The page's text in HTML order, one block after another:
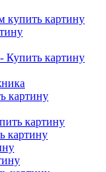
купить картину
Купить картину
картину
картину
картину